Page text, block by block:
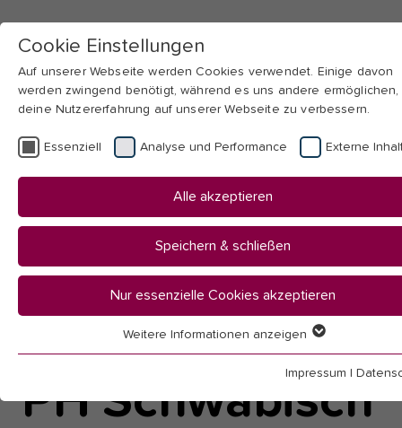
Skip to main navigation Skip to page footer
You
here:
Startseite
Intranet für
Beschäftigte der
PH Schwäbisch
Cookie Einstellungen
Auf unserer Webseite werden Cookies verwendet. Einige davon
werden zwingend benötigt, während es uns andere ermöglichen,
deine Nutzererfahrung auf unserer Webseite zu verbessern.
Essenziell Analyse und Performance Externe
Alle akzeptieren
Speichern & schließen
Nur essenzielle Cookies akzeptieren
Essenzielle Cookies werden für grundlegende Funktionen der
einwandfrei funktioniert.
Weitere Informationen anzeigen
Impressum